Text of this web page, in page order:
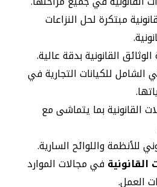
مبتكرة لحل النزاعات
القانونية بدقة عالية.
الشامل للكيانات التجارية في
القانونية بما يتماشى مع
للأنظمة واللوائح السارية.
في مجالات الموارد
العمل.